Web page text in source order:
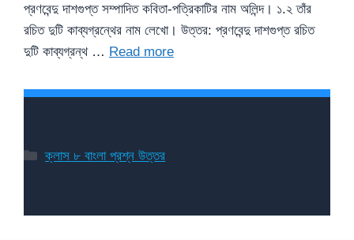
প্রণবেন্দু দাশগুপ্ত সম্পাদিত কবিতা-পত্রিকাটির নাম অলিন্দ। ১.২ তাঁর
রচিত দুটি কাব্যগ্রন্থের নাম লেখো। উত্তর: প্রণবেন্দু দাশগুপ্ত রচিত
দুটি কাব্যগ্রন্থ … Read more
Categories
ক্লাস ৮ বাংলা প্রশ্ন উত্তর